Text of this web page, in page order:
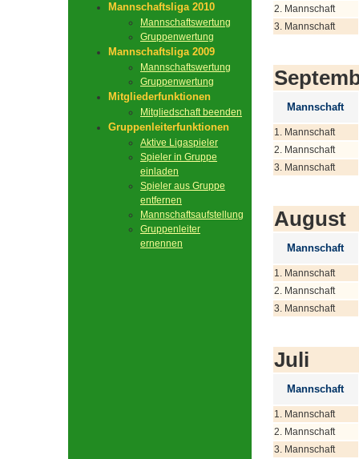
Mannschaftsliga 2010
Mannschaftswertung
Gruppenwertung
Mannschaftsliga 2009
Mannschaftswertung
Gruppenwertung
Mitgliederfunktionen
Mitgliedschaft beenden
Gruppenleiterfunktionen
Aktive Ligaspieler
Spieler in Gruppe
einladen
Spieler aus Gruppe
entfernen
Mannschaftsaufstellung
Gruppenleiter
ernennen
2. Mannschaft
3. Mannschaft
Mannschaft
1. Mannschaft
2. Mannschaft
3. Mannschaft
August
Mannschaft
1. Mannschaft
2. Mannschaft
3. Mannschaft
Juli
Mannschaft
1. Mannschaft
2. Mannschaft
3. Mannschaft